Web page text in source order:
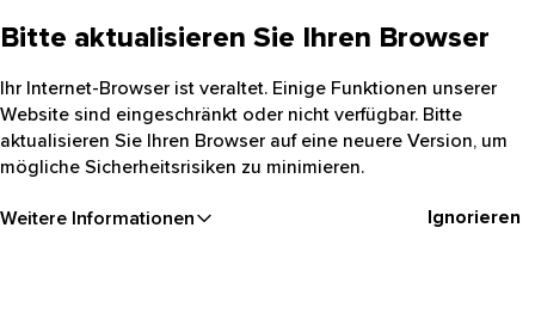
Bitte aktualisieren Sie Ihren Browser
Ihr Internet-Browser ist veraltet. Einige Funktionen unserer
Website sind eingeschränkt oder nicht verfügbar. Bitte
aktualisieren Sie Ihren Browser auf eine neuere Version, um
mögliche Sicherheitsrisiken zu minimieren.
Weitere Informationen Ignorieren